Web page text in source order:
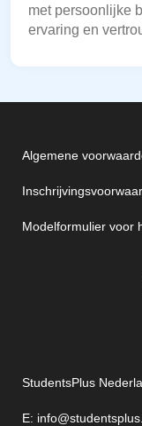
met persoonlijke
ervaring en
Algemene
Modelformulier voor
StudentsPlus
E: